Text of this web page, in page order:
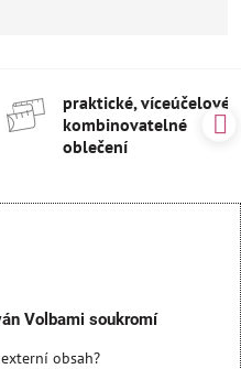
praktické, víceúčelové
kombinovatelné
oblečení
Volbami soukromí
obsah?